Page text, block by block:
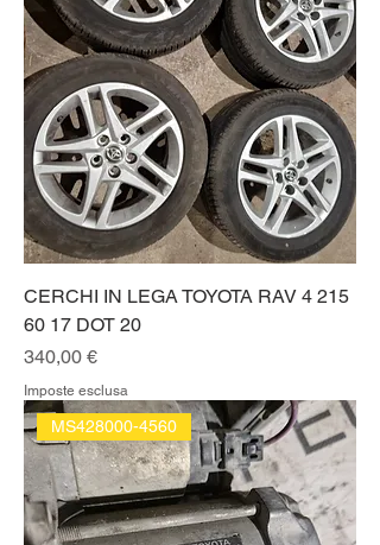
CERCHI IN LEGA TOYOTA RAV 4 215
60 17 DOT 20
Prezzo
340,00 €
Imposte esclusa
MS428000-4560